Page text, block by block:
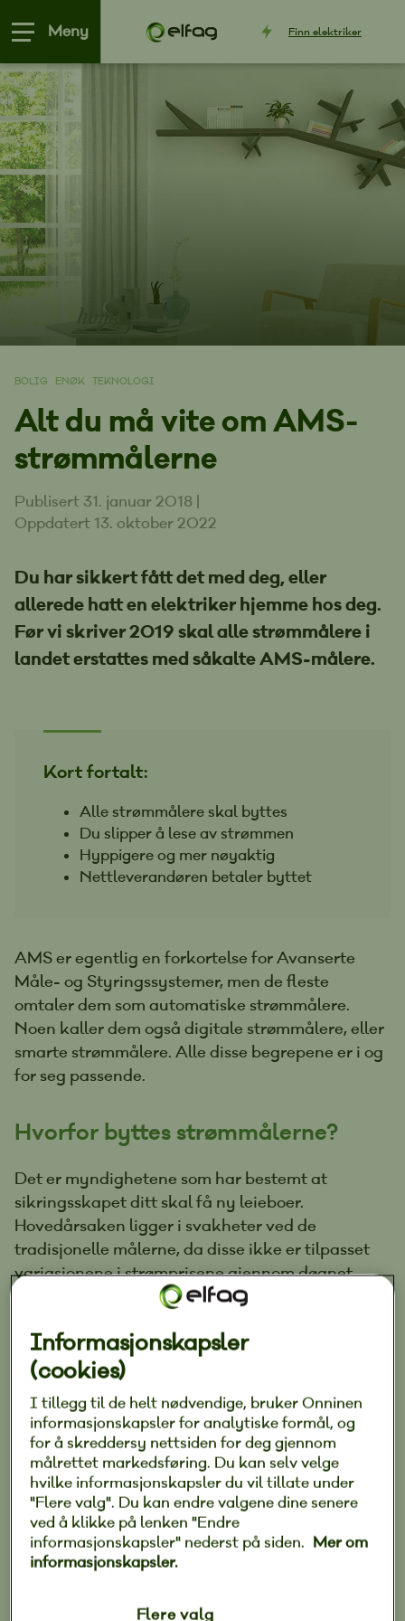
Meny Finn elektriker
BOLIG ENØK TEKNOLOGI
Alt du må vite om AMS-
strømmålerne
Publisert 31. januar 2018
Oppdatert 13. oktober 2022
Du har sikkert fått det med deg, eller
allerede hatt en elektriker hjemme hos deg.
Før vi skriver 2019 skal alle strømmålere i
landet erstattes med såkalte AMS-målere.
Kort fortalt:
Alle strømmålere skal byttes
Du slipper å lese av strømmen
Hyppigere og mer nøyaktig
Nettleverandøren betaler byttet
AMS er egentlig en forkortelse for Avanserte
Måle- og Styringssystemer, men de fleste
omtaler dem som automatiske strømmålere.
Noen kaller dem også digitale strømmålere, eller
smarte strømmålere. Alle disse begrepene er i og
for seg passende.
Hvorfor byttes strømmålerne?
Det er myndighetene som har bestemt at
sikringsskapet ditt skal få ny leieboer.
Hovedårsaken ligger i svakheter ved de
tradisjonelle målerne, da disse ikke er tilpasset
variasjonene i strømprisene gjennom døgnet.
«Ettersom målingene skjer så
hyppig, kan man regne ut
forbruket time for time og koble
dette opp mot prisen akkurat
der og da.»
Informasjonskapsler
(cookies)
I tillegg til de helt nødvendige, bruker Onninen
informasjonskapsler for analytiske formål, og
for å skreddersy nettsiden for deg gjennom
målrettet markedsføring. Du kan selv velge
hvilke informasjonskapsler du vil tillate under
"Flere valg". Du kan endre valgene dine senere
ved å klikke på lenken "Endre
informasjonskapsler" nederst på siden. Mer om
informasjonskapsler.
Flere valg